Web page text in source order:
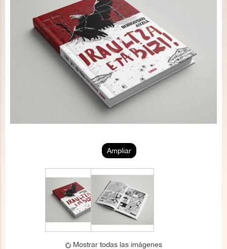
Ampliar
Mostrar todas las imágenes